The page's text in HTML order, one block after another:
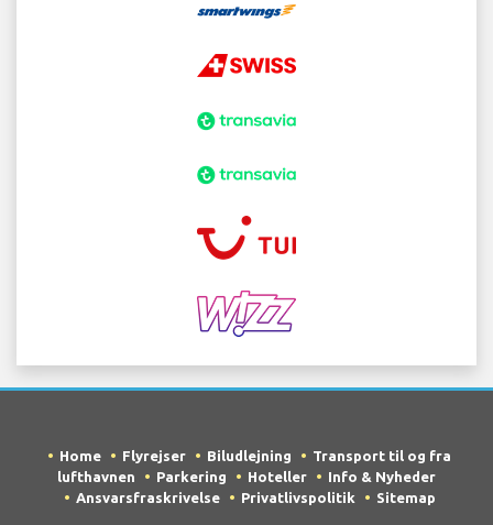
Home Flyrejser Biludlejning
Transport til og fra
lufthavnen
Parkering Hoteller
Info & Nyheder
Ansvarsfraskrivelse
Privatlivspolitik Sitemap